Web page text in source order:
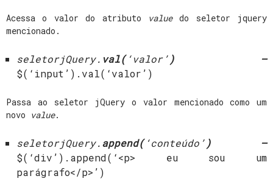
Acessa o valor do atributo valuedo seletor jquery
mencionado.
seletorjQuery. val(‘valor’ ) –
$(‘input’).val(‘valor’)
Passa ao seletor jQuery o valor mencionado como um
novo value.
seletorjQuery.append(‘conteúdo’ ) –
$(‘div’).append(‘<p> eu sou um
parágrafo</p>’)